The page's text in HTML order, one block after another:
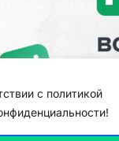
с политикой